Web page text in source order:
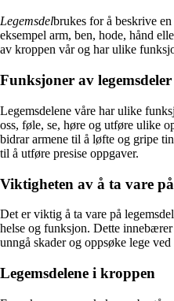
Legemsdelbrukes for å beskrive
eksempel arm, ben, hode, hånd
av kroppen vår og har ulike
Funksjoner av legemsdeler
Legemsdelene våre har ulike
oss, føle, se, høre og utføre ulike
bidrar armene til å løfte og gripe
til å utføre presise oppgaver.
Viktigheten av å ta vare på
Det er viktig å ta vare på
helse og funksjon. Dette innebærer
unngå skader og oppsøke lege ved
Legemsdelene i kroppen